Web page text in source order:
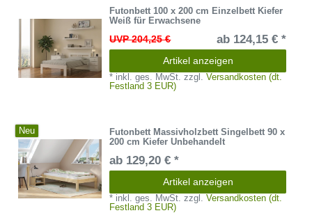
Futonbett 100 x 200 cm Einzelbett Kiefer
Weiß für Erwachsene
UVP 204,25 €
ab 124,15 € *
Artikel anzeigen
* inkl. ges. MwSt. zzgl.Versandkosten (dt.
Festland 3 EUR)
Neu
Futonbett Massivholzbett Singelbett 90 x
200 cm Kiefer Unbehandelt
ab 129,20 € *
Artikel anzeigen
* inkl. ges. MwSt. zzgl.Versandkosten (dt.
Festland 3 EUR)